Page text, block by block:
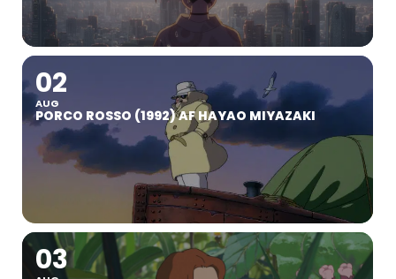
02
AUG
PORCO ROSSO (1992) AF HAYAO MIYAZAKI
03